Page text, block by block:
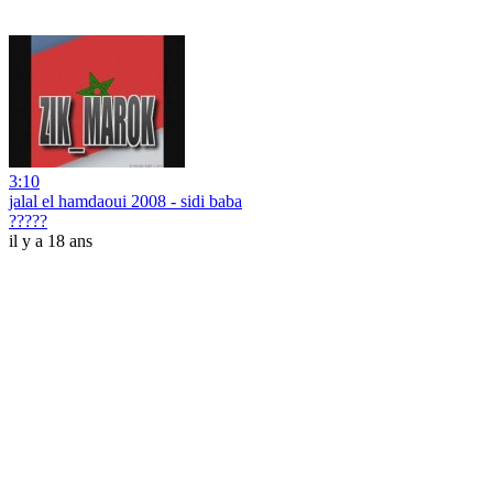
3:10
jalal el hamdaoui 2008 - sidi baba
?????
il y a 18 ans